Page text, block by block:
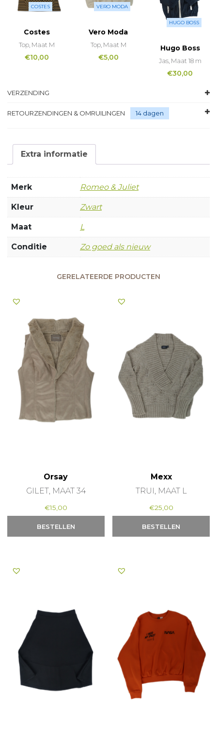
COSTES
Costes
Top, Maat M
€10,00
VERO MODA
Vero Moda
Top, Maat M
€5,00
HUGO BOSS
Hugo Boss
Jas, Maat 18 m
€30,00
VERZENDING
RETOURZENDINGEN & OMRUILINGEN 14 dagen
Extra informatie
Merk Romeo & Juliet
Kleur Zwart
Maat L
Conditie Zo goed als nieuw
GERELATEERDE PRODUCTEN
Orsay
GILET, MAAT 34
€15,00
BESTELLEN
Mexx
TRUI, MAAT L
€25,00
BESTELLEN